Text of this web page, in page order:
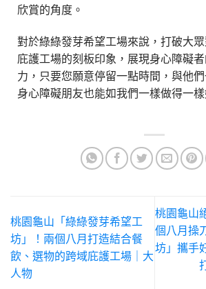
欣賞的角度。
對於綠綠發芽希望工場來說，打破大
庇護工場的刻板印象，展現身心障礙
力，只要您願意停留一點時間，與他
身心障礙朋友也能如我們一樣做得一樣
桃園龜山「綠綠發芽希望工
坊」！兩個八月打造結合餐
飲、選物的跨域庇護工場｜大
人物
桃園龜山
個八月操
坊」攜手